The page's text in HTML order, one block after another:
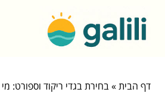
דף הבית»בחירת בגדי ריקוד וספורט: מי